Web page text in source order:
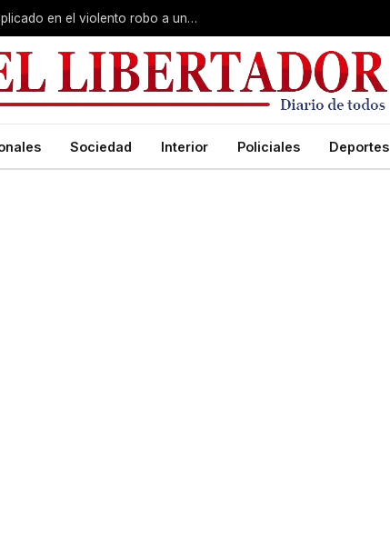
Curuzú Cuatiá: detuvieron a un séptimo implicado en el violento robo a una anciana
Sociedad Interior Policiales Deportes